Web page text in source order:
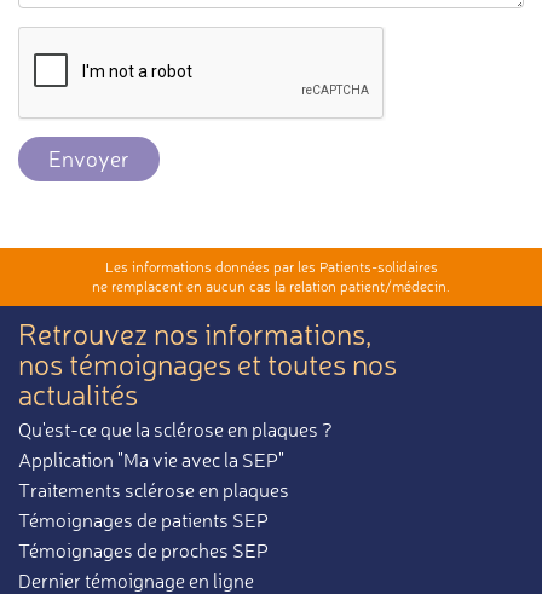
Envoyer
Les informations données par les Patients-solidaires
ne remplacent en aucun cas la relation patient/médecin.
Retrouvez nos informations,
nos témoignages et toutes nos
actualités
Qu'est-ce que la sclérose en plaques ?
Application "Ma vie avec la SEP"
Traitements sclérose en plaques
Témoignages de patients SEP
Témoignages de proches SEP
Dernier témoignage en ligne